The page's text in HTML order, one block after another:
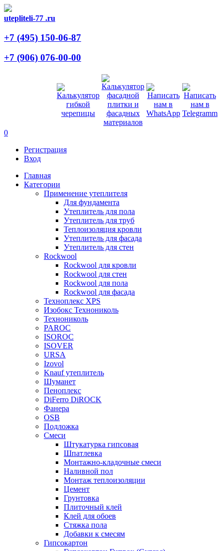
utepliteli-77 .ru
+7 (495) 150-06-87
+7 (906) 076-00-00
0
Регистрация
Вход
Главная
Категории
Применение утеплителя
Для фундамента
Утеплитель для пола
Утеплитель для труб
Теплоизоляция кровли
Утеплитель для фасада
Утеплитель для стен
Rockwool
Rockwool для кровли
Rockwool для стен
Rockwool для пола
Rockwool для фасада
Техноплекс XPS
Изобокс Технониколь
Технониколь
PAROC
ISOROC
ISOVER
URSA
Izovol
Knauf утеплитель
Шуманет
Пеноплекс
DiFerro DiROCK
Фанера
OSB
Подложка
Смеси
Штукатурка гипсовая
Шпатлевка
Монтажно-кладочные смеси
Наливной пол
Монтаж теплоизоляции
Цемент
Грунтовка
Плиточный клей
Клей для обоев
Стяжка пола
Добавки к смесям
Гипсокартон